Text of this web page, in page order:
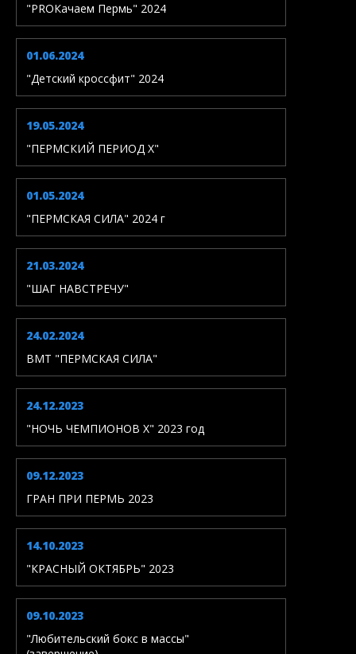
"PROКачаем Пермь" 2024
01.06.2024
"Детский кроссфит" 2024
19.05.2024
"ПЕРМСКИЙ ПЕРИОД X"
01.05.2024
"ПЕРМСКАЯ СИЛА" 2024 г
21.03.2024
"ШАГ НАВСТРЕЧУ"
24.02.2024
ВМТ "ПЕРМСКАЯ СИЛА"
24.12.2023
"НОЧЬ ЧЕМПИОНОВ X" 2023 год
09.12.2023
ГРАН ПРИ ПЕРМЬ 2023
14.10.2023
"КРАСНЫЙ ОКТЯБРЬ" 2023
09.10.2023
"Любительский бокс в массы"